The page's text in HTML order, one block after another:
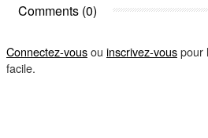
Comments (0)
Connectez-vousou inscrivez-vouspour
facile.